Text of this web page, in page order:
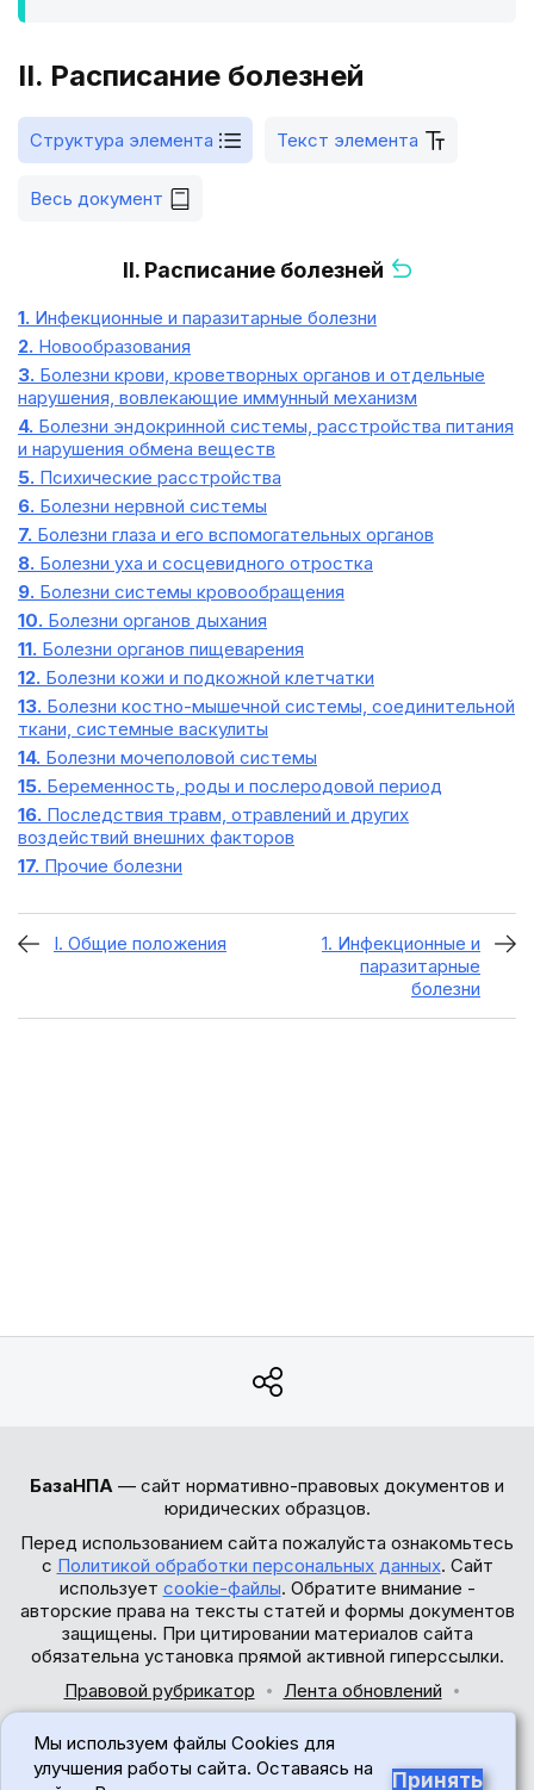
II. Расписание болезней
Структура элемента Текст элемента
Весь документ
II. Расписание болезней
1. Инфекционные и паразитарные болезни
2. Новообразования
3. Болезни крови, кроветворных органов и отдельные
нарушения, вовлекающие иммунный механизм
4. Болезни эндокринной системы, расстройства питания
и нарушения обмена веществ
5. Психические расстройства
6. Болезни нервной системы
7. Болезни глаза и его вспомогательных органов
8. Болезни уха и сосцевидного отростка
9. Болезни системы кровообращения
10. Болезни органов дыхания
11. Болезни органов пищеварения
12. Болезни кожи и подкожной клетчатки
13. Болезни костно-мышечной системы, соединительной
ткани, системные васкулиты
14. Болезни мочеполовой системы
15. Беременность, роды и послеродовой период
16. Последствия травм, отравлений и других
воздействий внешних факторов
17. Прочие болезни
I. Общие положения
1. Инфекционные и
паразитарные
болезни
БазаНПА — сайт нормативно-правовых документов и
юридических образцов.
Перед использованием сайта пожалуйста ознакомьтесь
с Политикой обработки персональных данных. Сайт
использует cookie-файлы. Обратите внимание -
авторские права на тексты статей и формы документов
защищены. При цитировании материалов сайта
обязательна установка прямой активной гиперссылки.
Правовой рубрикатор
Лента обновлений
© 2017-2026
Мы используем файлы Cookies для
улучшения работы сайта. Оставаясь на
Принять